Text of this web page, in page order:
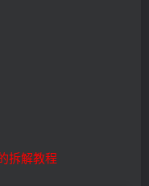
拆解教程